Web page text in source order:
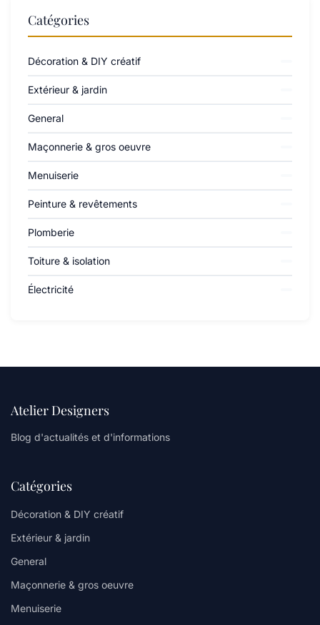
Catégories
Décoration & DIY créatif
Extérieur & jardin
General
Maçonnerie & gros oeuvre
Menuiserie
Peinture & revêtements
Plomberie
Toiture & isolation
Électricité
Atelier Designers
Blog d'actualités et d'informations
Catégories
Décoration & DIY créatif
Extérieur & jardin
General
Maçonnerie & gros oeuvre
Menuiserie